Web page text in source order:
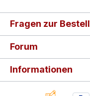
Fragen zur
Forum
Informationen